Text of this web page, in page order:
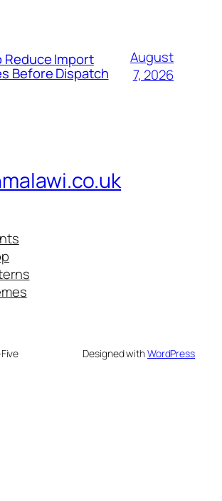
Reduce Import
Before Dispatch
August
7, 2026
Designed withWordPress